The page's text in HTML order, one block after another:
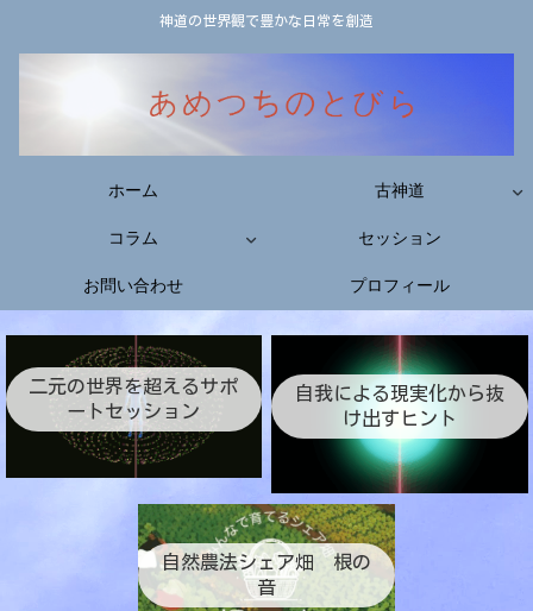
神道の世界観で豊かな日常を創造
ホーム
古神道
コラム
セッション
お問い合わせ
プロフィール
二元の世界を超えるサポ
ートセッション
自我による現実化から抜
け出すヒント
自然農法シェア畑 根の
音